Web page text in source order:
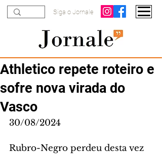
Siga o Jornale
Athletico repete roteiro e
sofre nova virada do
Vasco
30/08/2024
Rubro-Negro perdeu desta vez